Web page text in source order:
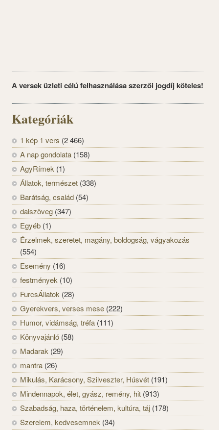
A versek üzleti célú felhasználása szerzői jogdíj köteles!
Kategóriák
1 kép 1 vers (2 466)
A nap gondolata (158)
AgyRímek (1)
Állatok, természet (338)
Barátság, család (54)
dalszöveg (347)
Egyéb (1)
Érzelmek, szeretet, magány, boldogság, vágyakozás
(554)
Esemény (16)
festmények (10)
FurcsÁllatok (28)
Gyerekvers, verses mese (222)
Humor, vidámság, tréfa (111)
Könyvajánló (58)
Madarak (29)
mantra (26)
Mikulás, Karácsony, Szilveszter, Húsvét (191)
Mindennapok, élet, gyász, remény, hit (913)
Szabadság, haza, történelem, kultúra, táj (178)
Szerelem, kedvesemnek (34)